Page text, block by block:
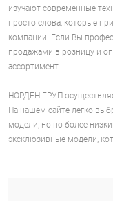
изучают современные
просто слова, которые
компании. Если Вы
продажами в розницу и
ассортимент.
НОРДЕН ГРУП
На нашем сайте легко
модели, но по более
эксклюзивные модели,